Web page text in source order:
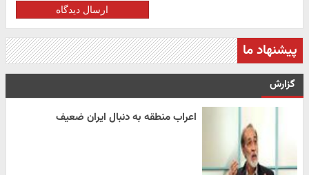
ارسال دیدگاه
پیشنهاد ما
گزارش
اعراب منطقه به دنبال ایران ضعیف